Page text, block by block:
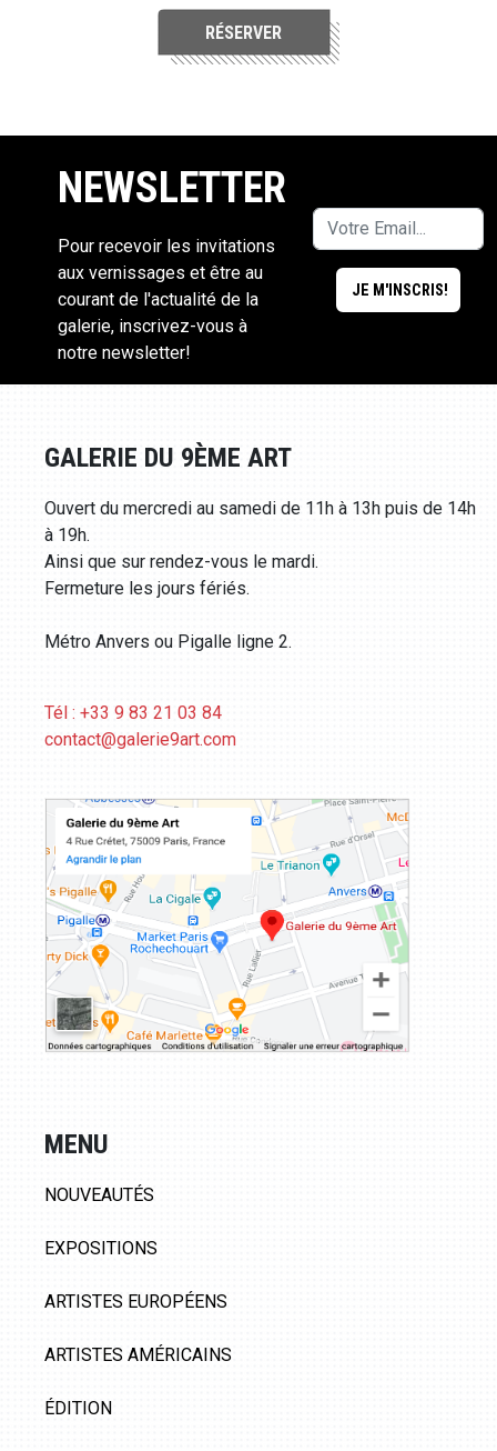
RÉSERVER
NEWSLETTER
Pour recevoir les invitations
aux vernissages et être au
courant de l'actualité de la
galerie, inscrivez-vous à
notre newsletter!
GALERIE DU 9ÈME ART
Ouvert du mercredi au samedi de 11h à 13h puis de 14h
à 19h.
Ainsi que sur rendez-vous le mardi.
Fermeture les jours fériés.
Métro Anvers ou Pigalle ligne 2.
Tél : +33 9 83 21 03 84
contact@galerie9art.com
MENU
NOUVEAUTÉS
EXPOSITIONS
ARTISTES EUROPÉENS
ARTISTES AMÉRICAINS
ÉDITION